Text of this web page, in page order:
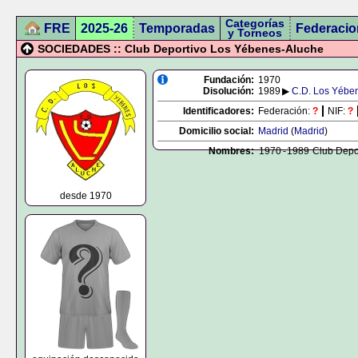
FRE 2025-26 Temporadas Categorías
y Torneos
SOCIEDADES :: Club Deportivo Los Yébenes-Aluche
desde 1970
Fundación: 1970
Disolución: 1989▶ C.D. Los
Identificadores: Federación: ? NIF: ?
Domicilio social: Madrid (Madrid)
Nombres: 1970-1989 Club